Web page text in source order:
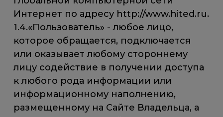
Интернет по адресу http://www.hited.ru.
1.4.«Пользователь» - любое лицо,
которое обращается, подключается
или оказывает любому стороннему
лицу содействие в получении доступа
к любого рода информации или
информационному наполнению,
размещенному на Сайте Владельца, а